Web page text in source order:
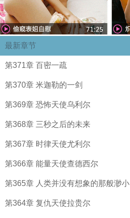
最新章节
第371章 百密一疏
第370章 米迦勒的一剑
第369章 恐怖天使乌利尔
第368章 三秒之后的未来
第367章 时律天使尤利尔
第366章 能量天使查德西尔
第365章 人类并没有想象的那般渺小
第364章 复仇天使拉贵尔